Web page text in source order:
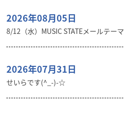
2026年08月05日
8/12（水）MUSIC STATEメールテーマ
2026年07月31日
せいらです(^_-)-☆